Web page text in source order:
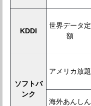
KDDI
世界データ定
額
ソフトバ
ンク
アメリカ放題
海外あんしん